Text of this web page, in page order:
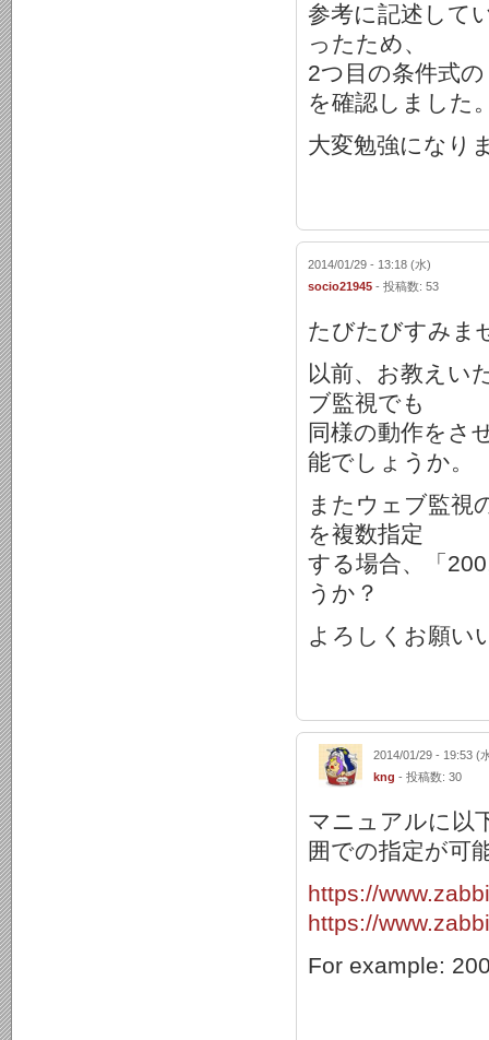
参考に記述して
ったため、
2つ目の条件式
を確認しました
大変勉強になり
2014/01/29 - 13:18 (水)
socio21945 - 投稿数: 53
たびたびすみま
以前、お教えい
ブ監視でも
同様の動作をさ
能でしょうか。
またウェブ監視
を複数指定
する場合、「
うか？
よろしくお願い
2014/01/29 - 19:53 (
kng - 投稿数: 30
マニュアルに以
囲での指定が可
https://
https://
For example: